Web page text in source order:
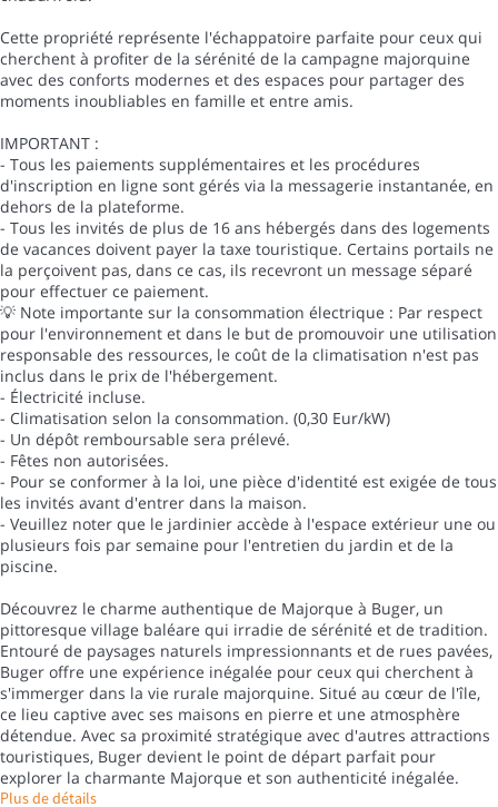
Cette propriété représente l'échappatoire parfaite pour ceux qui
cherchent à profiter de la sérénité de la campagne majorquine
avec des conforts modernes et des espaces pour partager des
moments inoubliables en famille et entre amis.
IMPORTANT :
- Tous les paiements supplémentaires et les procédures
d'inscription en ligne sont gérés via la messagerie instantanée, en
dehors de la plateforme.
- Tous les invités de plus de 16 ans hébergés dans des logements
de vacances doivent payer la taxe touristique. Certains portails ne
la perçoivent pas, dans ce cas, ils recevront un message séparé
pour effectuer ce paiement.
💡 Note importante sur la consommation électrique : Par respect
pour l'environnement et dans le but de promouvoir une utilisation
responsable des ressources, le coût de la climatisation n'est pas
inclus dans le prix de l'hébergement.
- Électricité incluse.
- Climatisation selon la consommation. (0,30 Eur/kW)
- Un dépôt remboursable sera prélevé.
- Fêtes non autorisées.
- Pour se conformer à la loi, une pièce d'identité est exigée de tous
les invités avant d'entrer dans la maison.
- Veuillez noter que le jardinier accède à l'espace extérieur une ou
plusieurs fois par semaine pour l'entretien du jardin et de la
piscine.
Découvrez le charme authentique de Majorque à Buger, un
pittoresque village baléare qui irradie de sérénité et de tradition.
Entouré de paysages naturels impressionnants et de rues pavées,
Buger offre une expérience inégalée pour ceux qui cherchent à
s'immerger dans la vie rurale majorquine. Situé au cœur de l'île,
ce lieu captive avec ses maisons en pierre et une atmosphère
détendue. Avec sa proximité stratégique avec d'autres attractions
touristiques, Buger devient le point de départ parfait pour
explorer la charmante Majorque et son authenticité inégalée.
Plus de détails